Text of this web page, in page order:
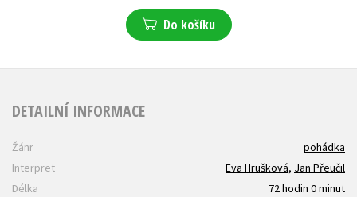
Do košíku
DETAILNÍ INFORMACE
Žánr
pohádka
Interpret
Eva Hrušková, Jan Přeučil
Délka
72 hodin 0 minut